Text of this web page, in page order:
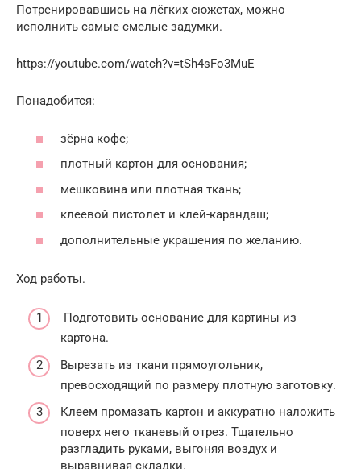
Потренировавшись на лёгких сюжетах, можно
исполнить самые смелые задумки.
https://youtube.com/watch?v=tSh4sFo3MuE
Понадобится:
зёрна кофе;
плотный картон для основания;
мешковина или плотная ткань;
клеевой пистолет и клей-карандаш;
дополнительные украшения по желанию.
Ход работы.
Подготовить основание для картины из
картона.
Вырезать из ткани прямоугольник,
превосходящий по размеру плотную заготовку.
Клеем промазать картон и аккуратно наложить
поверх него тканевый отрез. Тщательно
разгладить руками, выгоняя воздух и
выравнивая складки.